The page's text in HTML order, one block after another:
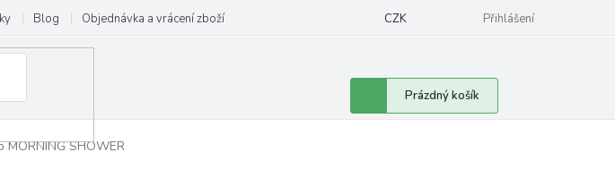
Blog Objednávka a vrácení zboží CZK Přihlášení
Nákupní
košík
Prázdný košík
MORNING SHOWER